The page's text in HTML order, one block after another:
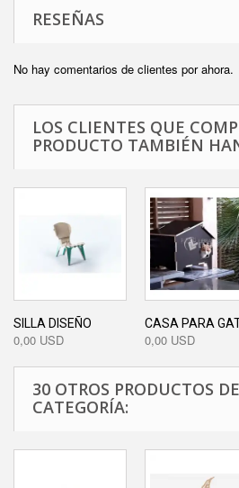
RESEÑAS
No hay comentarios de clientes por ahora.
LOS CLIENTES QUE
PRODUCTO TAMBIÉN
SILLA DISEÑO
0,00 USD
CASA PARA
0,00 USD
30 OTROS PRODUCTOS
CATEGORÍA: